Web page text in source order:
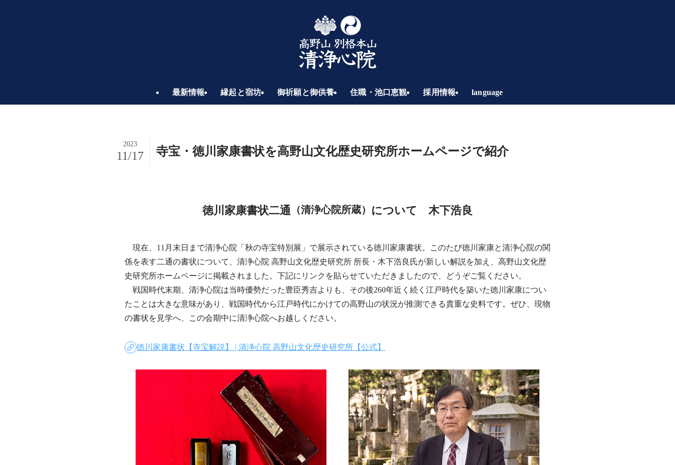
最新情報 縁起と宿坊 御祈願と御供養 住職・池口恵観 採用情報 language
寺宝・徳川家康書状を高野山文化歴史研究所ホームページで紹介
2023
11/17
徳川家康書状二通 （清浄心院所蔵） について 木下浩良
現在、11月末日まで清浄心院「秋の寺宝特別展」で展示されている徳川家康書状。このたび徳川家康と清浄心院の関
係を表す二通の書状について、清浄心院 高野山文化歴史研究所 所長・木下浩良氏が新しい解説を加え、高野山文化歴
史研究所ホームページに掲載されました。下記にリンクを貼らせていただきましたので、どうぞご覧ください。
戦国時代末期、清浄心院は当時優勢だった豊臣秀吉よりも、その後260年近く続く江戸時代を築いた徳川家康につい
たことは大きな意味があり、戦国時代から江戸時代にかけての高野山の状況が推測できる貴重な史料です。ぜひ、現物
の書状を見学へ、この会期中に清浄心院へお越しください。
徳川家康書状【寺宝解説】 | 清浄心院 高野山文化歴史研究所【公式】